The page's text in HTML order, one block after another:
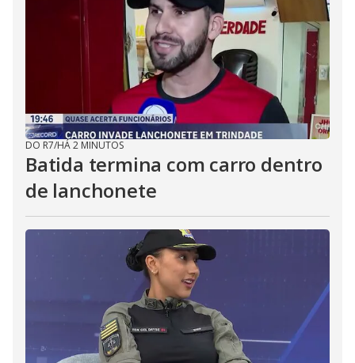
DO R7/HÁ 2 MINUTOS
Batida termina com carro dentro
de lanchonete